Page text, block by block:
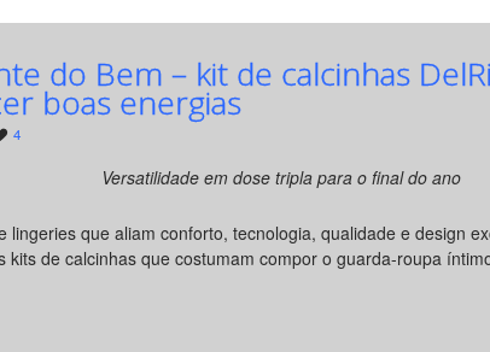
do Bem – kit de calcinhas
boas energias
4
Versatilidade em dose tripla para o final do ano
lingeries que aliam conforto, tecnologia, qualidade e design
kits de calcinhas que costumam compor o guarda-roupa